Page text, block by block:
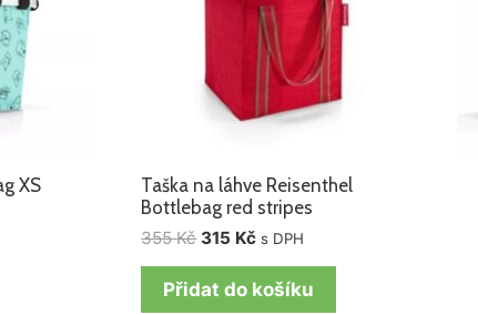
XS
Taška na láhve Reisenthel
Bottlebag red stripes
355Kč 315 Kč s DPH
Přidat do košíku